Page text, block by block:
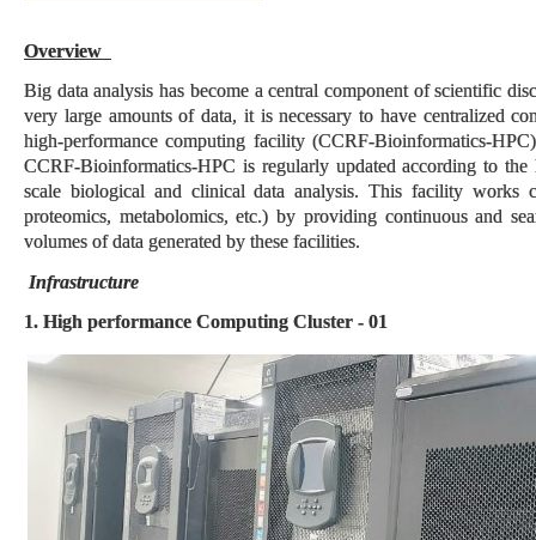
Overview
Big data analysis has become a central component of scientific
very large amounts of data, it is necessary to have centralized
high-performance computing facility (CCRF-Bioinformatics-
CCRF-Bioinformatics-HPC is regularly updated according to
scale biological and clinical data analysis. This facility works
proteomics, metabolomics, etc.) by providing continuous and
volumes of data generated by these facilities.
Infrastructure
1. High performance Computing Cluster - 01